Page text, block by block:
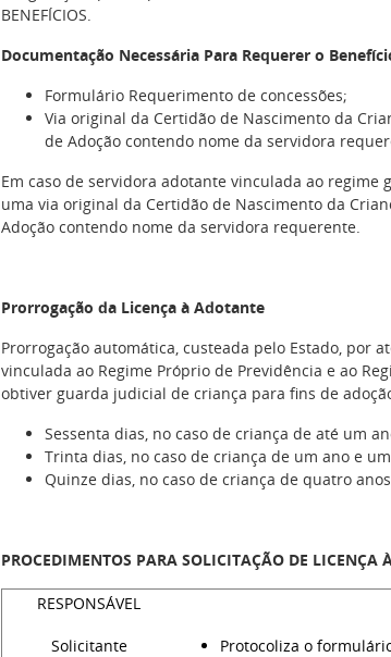
BENEFÍCIOS.
Documentação Necessária Para Requerer o
Formulário Requerimento de concessões;
Via original da Certidão de Nascimento da
de Adoção contendo nome da servidora
Em caso de servidora adotante vinculada ao regime
uma via original da Certidão de Nascimento da
Adoção contendo nome da servidora requerente.
Prorrogação da Licença à Adotante
Prorrogação automática, custeada pelo Estado, por
vinculada ao Regime Próprio de Previdência e ao
obtiver guarda judicial de criança para fins de
Sessenta dias, no caso de criança de até um
Trinta dias, no caso de criança de um ano e
Quinze dias, no caso de criança de quatro
PROCEDIMENTOS PARA SOLICITAÇÃO DE LICENÇA
RESPONSÁVEL
Solicitante Protocoliza o